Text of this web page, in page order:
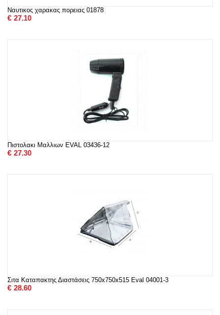
Ναυτικος χαρακας πορειας 01878
€ 27.10
Πιστολακι Μαλλιων EVAL 03436-12
€ 27.30
Σιτα Καταπακτης Διαστάσεις 750x750x515 Eval 04001-3
€ 28.60